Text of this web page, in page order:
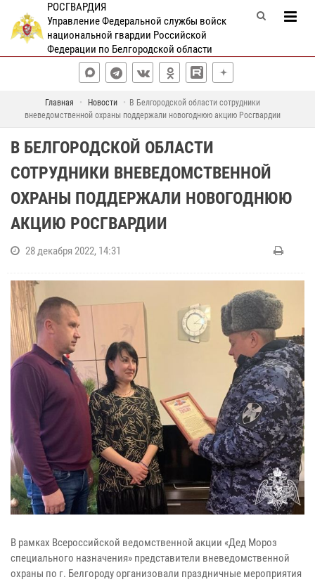
РОСГВАРДИЯ
Управление Федеральной службы войск
национальной гвардии Российской
Федерации по Белгородской области
Главная Новости
В Белгородской области сотрудники
вневедомственной охраны поддержали новогоднюю акцию Росгвардии
В БЕЛГОРОДСКОЙ ОБЛАСТИ
СОТРУДНИКИ ВНЕВЕДОМСТВЕННОЙ
ОХРАНЫ ПОДДЕРЖАЛИ НОВОГОДНЮЮ
АКЦИЮ РОСГВАРДИИ
28 декабря 2022, 14:31
В рамках Всероссийской ведомственной акции «Дед Мороз
специального назначения» представители вневедомственной
охраны по г. Белгороду организовали праздничные мероприятия